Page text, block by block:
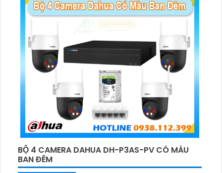
BỘ 4 CAMERA DAHUA DH-P3AS-PV CÓ MÀU
BAN ĐÊM